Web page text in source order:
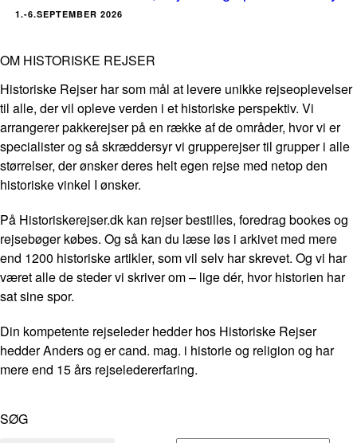
1.-6.SEPTEMBER 2026
OM HISTORISKE REJSER
Historiske Rejser har som mål at levere unikke rejseoplevelser
til alle, der vil opleve verden i et historiske perspektiv. Vi
arrangerer pakkerejser på en række af de områder, hvor vi er
specialister og så skræddersyr vi grupperejser til grupper i alle
størrelser, der ønsker deres helt egen rejse med netop den
historiske vinkel I ønsker.
På Historiskerejser.dk kan rejser bestilles, foredrag bookes og
rejsebøger købes. Og så kan du læse løs i arkivet med mere
end 1200 historiske artikler, som vil selv har skrevet. Og vi har
været alle de steder vi skriver om – lige dér, hvor historien har
sat sine spor.
Din kompetente rejseleder hedder hos Historiske Rejser
hedder Anders og er cand. mag. i historie og religion og har
mere end 15 års rejseledererfaring.
SØG